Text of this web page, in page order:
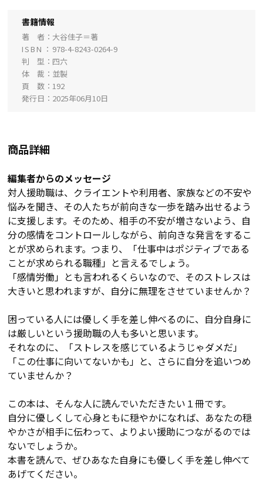
書籍情報
著 者
大谷佳子＝著
ISBN
978-4-8243-0264-9
判 型
四六
体 裁
並製
頁 数
192
発行日
2025年06月10日
商品詳細
編集者からのメッセージ
対人援助職は、クライエントや利用者、家族などの不安や
悩みを聞き、その人たちが前向きな一歩を踏み出せるよう
に支援します。そのため、相手の不安が増さないよう、自
分の感情をコントロールしながら、前向きな発言をするこ
とが求められます。つまり、「仕事中はポジティブである
ことが求められる職種」と言えるでしょう。
「感情労働」とも言われるくらいなので、そのストレスは
大きいと思われますが、自分に無理をさせていませんか？
困っている人には優しく手を差し伸べるのに、自分自身に
は厳しいという援助職の人も多いと思います。
それなのに、「ストレスを感じているようじゃダメだ」
「この仕事に向いてないかも」と、さらに自分を追いつめ
ていませんか？
この本は、そんな人に読んでいただきたい１冊です。
自分に優しくして心身ともに穏やかになれば、あなたの穏
やかさが相手に伝わって、よりよい援助につながるのでは
ないでしょうか。
本書を読んで、ぜひあなた自身にも優しく手を差し伸べて
あげてください。